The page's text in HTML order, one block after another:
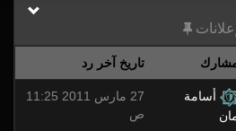
تاريخ آخر رد
أسامة
27 مارس 2011 11:25
ص